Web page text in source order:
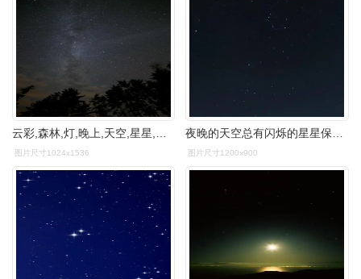
云彩,森林,灯,晚上,天空,星星,树木
图片尺寸1024x1536
夜晚的天空总有闪烁的星星保存图片就手机调到最亮就看见了
图片尺寸1200x900